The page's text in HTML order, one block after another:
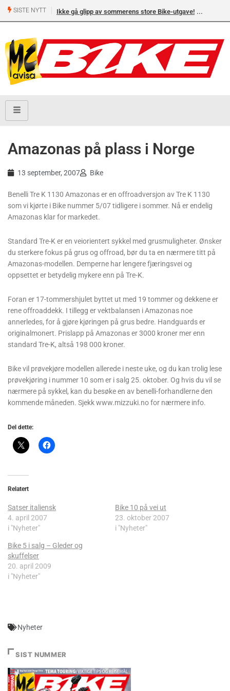
SISTE NYTT Ikke gå glipp av sommerens store Bike-utgave!
Amazonas på plass i Norge
13 september, 2007 Bike
Benelli Tre K 1130 Amazonas er en offroadversjon av Tre K 1130
som vi kjørte i Bike nummer 5/07 tidligere i sommer. Nå er endelig
Amazonas klar for markedet.
Standard Tre-K er en veiorientert sykkel med grusmuligheter. Ønsker
du sterkere fokus på grus og offroad, bør du ta en nærmere titt på
Amazonas-modellen. Demperne har lengere fjæringsvei og
oppsettet er betydelig mykere enn på Tre-K.
Foran er 17-tommershjulet byttet ut med 19 tommer og dekkene er
rene offroaddekk. I tillegg er vektbalansen i Amazonas noe
annerledes, for å gjøre kjøringen på grus bedre. Handguards er
originalmonert. Prislapp på Amazonas er 3000 kroner mer enn
standard Tre-K, altså 198 000 kroner.
Bike vil prøvekjøre modellen allerede i neste uke, og du kan trolig lese
prøvekjøring i nummer 10 som er i salg 25. oktober. Og hvis du vil se
nærmere på sykkel, kan du besøke en av benelli-forhandlerne den
kommende måneden. Sjekk www.mizzuki.no for nærmere info.
Del dette:
Relatert
Satser italiensk
4. april 2007
i "Nyheter"
Bike 10 på vei ut
23. oktober 2007
i "Nyheter"
Bike 5 i salg – Gleder og
skuffelser
20. april 2009
i "Nyheter"
Nyheter
SIST NUMMER